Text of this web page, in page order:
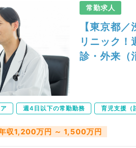
常勤求人
【東京都
リニック
診・外来（
週4日以下の常勤勤務 育児支援（
収1,200万円 ～ 1,500万円